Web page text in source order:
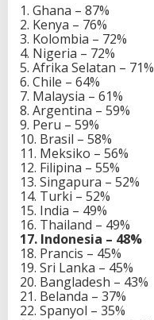
1. Ghana – 87%
2. Kenya – 76%
3. Kolombia – 72%
4. Nigeria – 72%
5. Afrika Selatan – 71%
6. Chile – 64%
7. Malaysia – 61%
8. Argentina – 59%
9. Peru – 59%
10. Brasil – 58%
11. Meksiko – 56%
12. Filipina – 55%
13. Singapura – 52%
14. Turki – 52%
15. India – 49%
16. Thailand – 49%
17. Indonesia – 48%
18. Prancis – 45%
19. Sri Lanka – 45%
20. Bangladesh – 43%
21. Belanda – 37%
22. Spanyol – 35%